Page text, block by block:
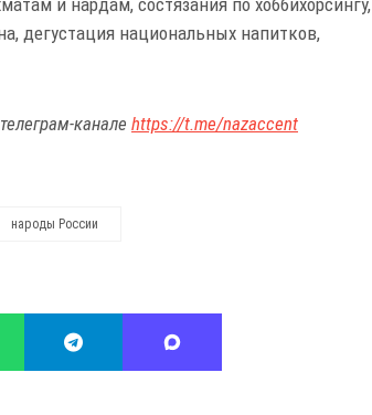
дегустация национальных напитков,
канале https://t.me/nazaccent
народы России